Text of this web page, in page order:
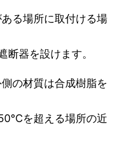
る場所に取付ける場
断器を設けます。
の材質は合成樹脂を
を超える場所の近